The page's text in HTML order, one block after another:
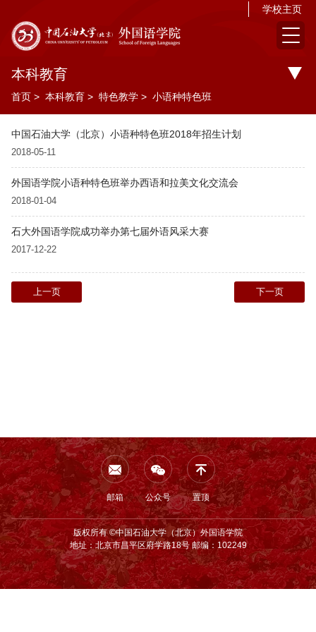
学校主页
本科教育
首页 > 本科教育 > 特色教学 > 小语种特色班
中国石油大学（北京）小语种特色班2018年招生计划
2018-05-11
外国语学院小语种特色班举办西语和拉美文化交流会
2018-01-04
石大外国语学院成功举办第七届外语风采大赛
2017-12-22
上一页 下一页
邮箱 公众号 置顶
版权所有 ©中国石油大学（北京）外国语学院
地址：北京市昌平区府学路18号 邮编：102249